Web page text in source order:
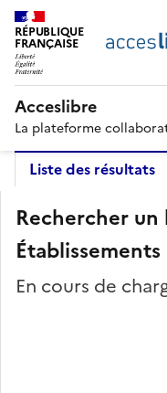
RÉPUBLIQUE
FRANÇAISE
Acceslibre
La plateforme
Liste des résultats
Rechercher un
En cours de